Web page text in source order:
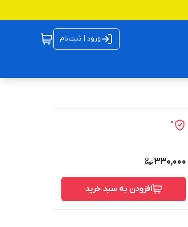
ورود | ثبت‌نام
0
330,000
افزودن به سبد خرید